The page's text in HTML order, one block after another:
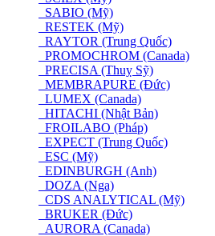
SABIO (Mỹ)
RESTEK (Mỹ)
RAYTOR (Trung Quốc)
PROMOCHROM (Canada)
PRECISA (Thuỵ Sỹ)
MEMBRAPURE (Đức)
LUMEX (Canada)
HITACHI (Nhật Bản)
FROILABO (Pháp)
EXPECT (Trung Quốc)
ESC (Mỹ)
EDINBURGH (Anh)
DOZA (Nga)
CDS ANALYTICAL (Mỹ)
BRUKER (Đức)
AURORA (Canada)